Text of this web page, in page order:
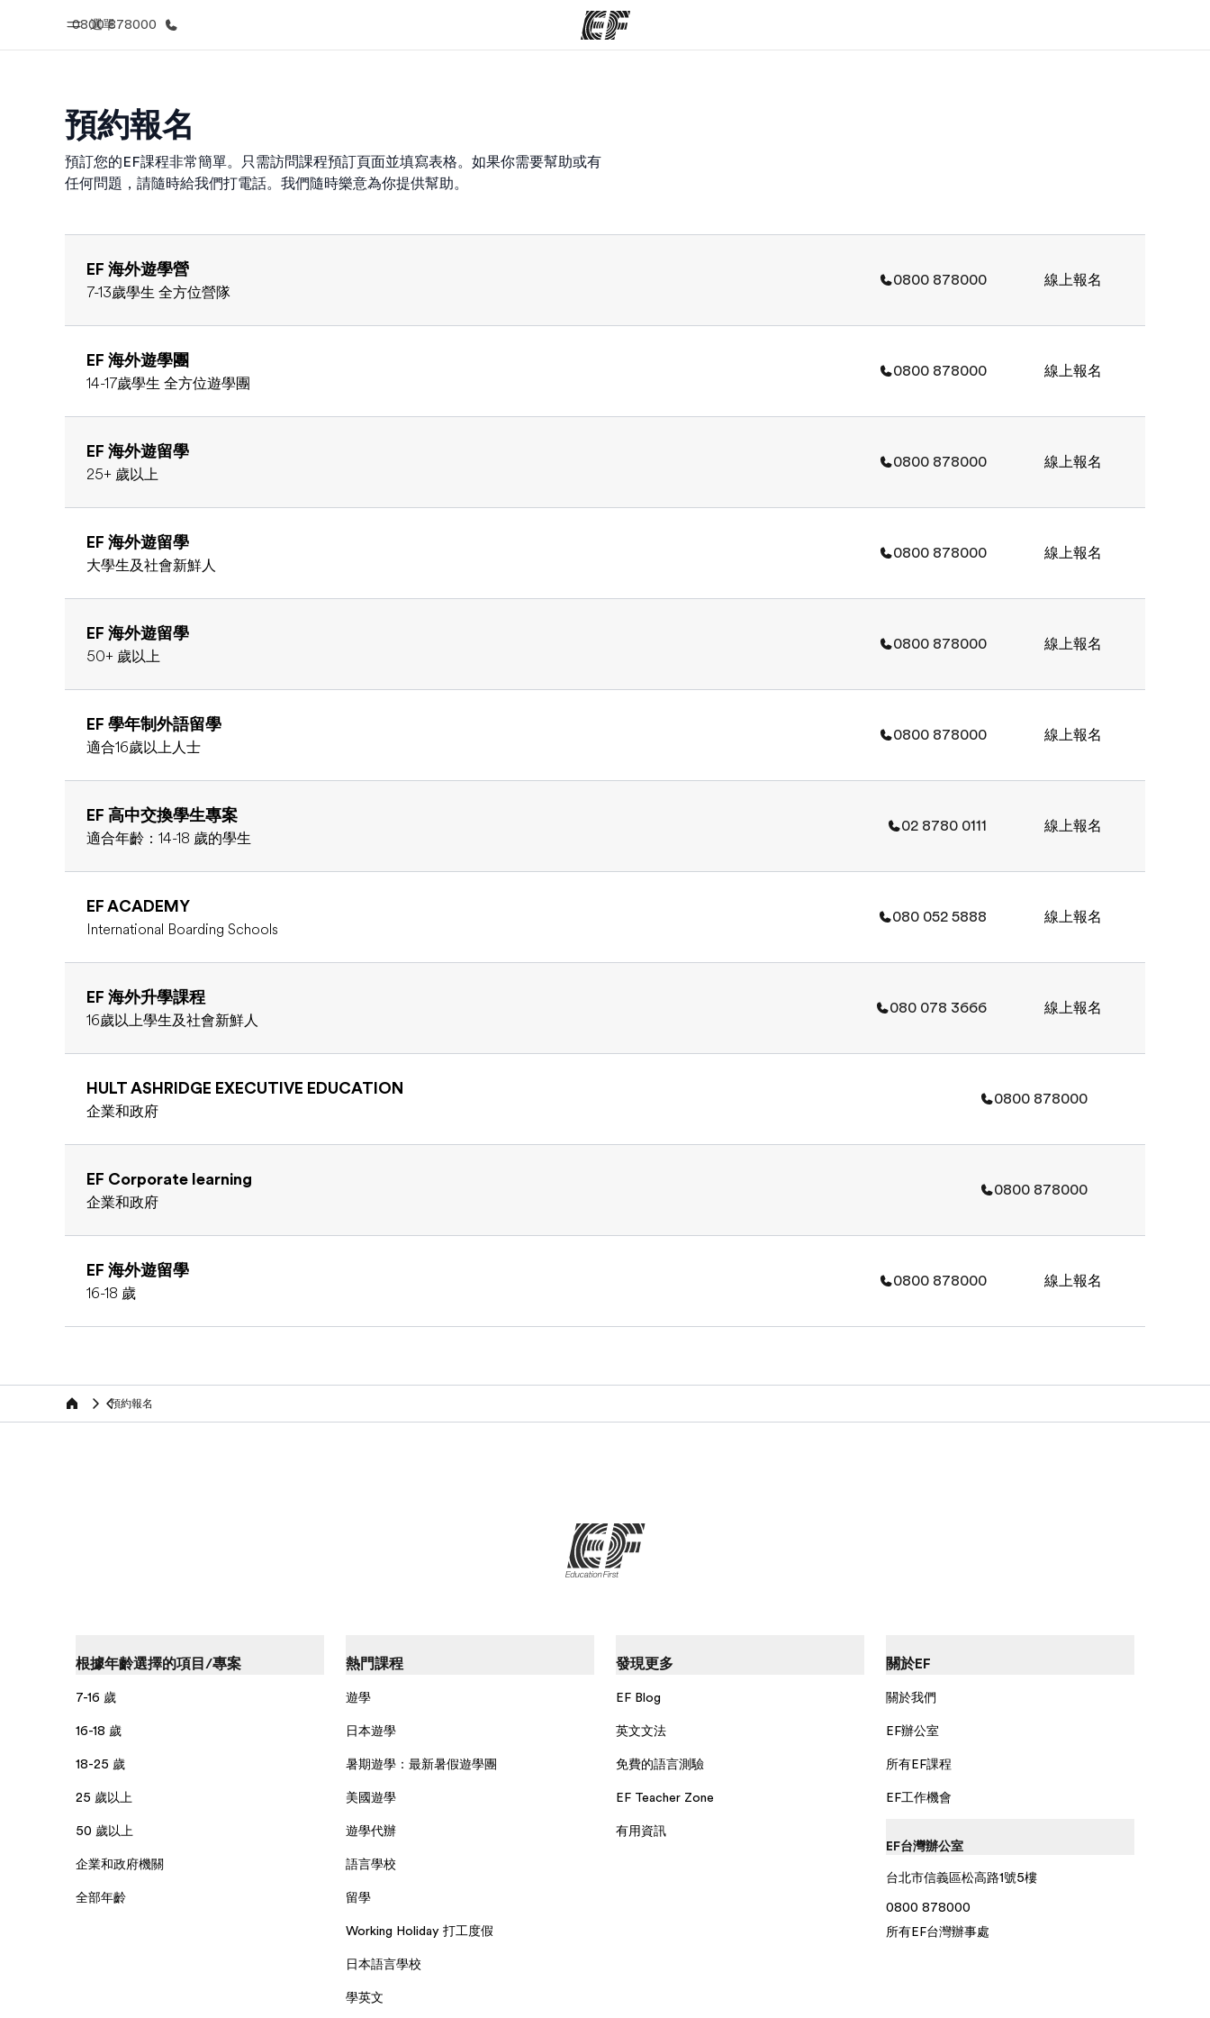
選單
0800 878000
首頁
歡迎來到EF 查看所有EF提供的課程 查找您附近的辦公室
預約報名
預訂您的EF課程非常簡單。只需訪問課程預訂頁面並填寫表格。如果你需要幫助或有
任何問題，請隨時給我們打電話。我們隨時樂意為你提供幫助。
EF 海外遊學營
7-13歲學生 全方位營隊
0800 878000 線上報名
EF 海外遊學團
14-17歲學生 全方位遊學團
0800 878000 線上報名
EF 海外遊留學
25+ 歲以上
0800 878000 線上報名
EF 海外遊留學
大學生及社會新鮮人
0800 878000 線上報名
EF 海外遊留學
50+ 歲以上
0800 878000 線上報名
EF 學年制外語留學
適合16歲以上人士
0800 878000 線上報名
EF 高中交換學生專案
適合年齡：14-18 歲的學生
02 8780 0111 線上報名
EF ACADEMY
International Boarding Schools
080 052 5888 線上報名
EF 海外升學課程
16歲以上學生及社會新鮮人
080 078 3666 線上報名
HULT ASHRIDGE EXECUTIVE EDUCATION
企業和政府
0800 878000
EF Corporate learning
企業和政府
0800 878000
EF 海外遊留學
16-18 歲
0800 878000 線上報名
Home 預約報名
根據年齡選擇的項目/專案
7-16 歲
16-18 歲
18-25 歲
25 歲以上
50 歲以上
企業和政府機關
全部年齡
熱門課程
遊學
日本遊學
暑期遊學：最新暑假遊學團
美國遊學
遊學代辦
語言學校
留學
Working Holiday 打工度假
日本語言學校
學英文
發現更多
EF Blog
英文文法
免費的語言測驗
EF Teacher Zone
有用資訊
關於EF
關於我們
EF辦公室
所有EF課程
EF工作機會
EF台灣辦公室
台北市信義區松高路1號5樓
0800 878000
所有EF台灣辦事處